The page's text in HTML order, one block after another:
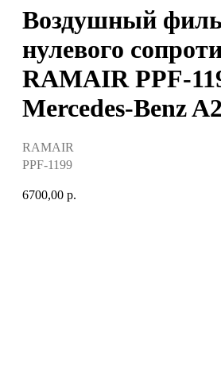
Воздушный
нулевого
RAMAIR PPF-
Mercedes-Benz
RAMAIR
PPF-1199
6700,00 р.